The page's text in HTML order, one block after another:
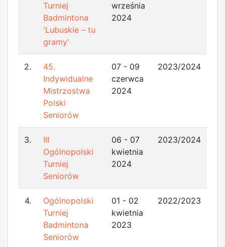
Turniej
Badmintona
'Lubuskie – tu
gramy'
września
2024
2.
45.
Indywidualne
Mistrzostwa
Polski
Seniorów
07 - 09
czerwca
2024
2023/2024
3.
III
Ogólnopolski
Turniej
Seniorów
06 - 07
kwietnia
2024
2023/2024
4.
Ogólnopolski
Turniej
Badmintona
Seniorów
01 - 02
kwietnia
2023
2022/2023